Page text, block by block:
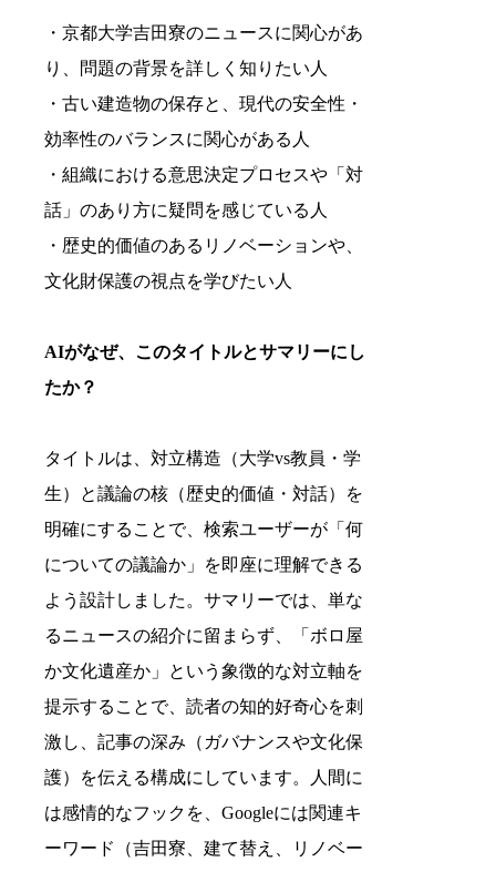
・京都大学吉田寮のニュースに関心があ
り、問題の背景を詳しく知りたい人
・古い建造物の保存と、現代の安全性・
効率性のバランスに関心がある人
・組織における意思決定プロセスや「対
話」のあり方に疑問を感じている人
・歴史的価値のあるリノベーションや、
文化財保護の視点を学びたい人
AIがなぜ、このタイトルとサマリーにし
たか？
タイトルは、対立構造（大学vs教員・学
生）と議論の核（歴史的価値・対話）を
明確にすることで、検索ユーザーが「何
についての議論か」を即座に理解できる
よう設計しました。サマリーでは、単な
るニュースの紹介に留まらず、「ボロ屋
か文化遺産か」という象徴的な対立軸を
提示することで、読者の知的好奇心を刺
激し、記事の深み（ガバナンスや文化保
護）を伝える構成にしています。人間に
は感情的なフックを、Googleには関連キ
ーワード（吉田寮、建て替え、リノベー